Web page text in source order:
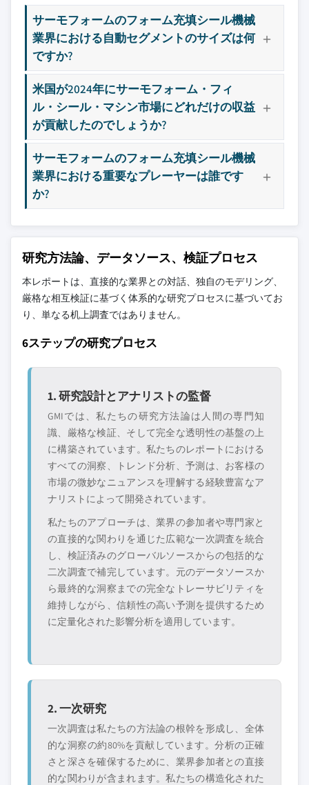
10.4.2 インド
10.4.3 日本
10.4.4 韓国
10.5 ラテンアメリカ
10.5.1 ブラジル
10.5.2 メキシコ
10.6 中東・アフリカ
10.6.1 サウジアラビア
10.6.2 アラブ首長国連邦
11.12 Sealed Air Corporation
11.13 Sonoco Products Company
11.14 Syntegon
11.15 Winpak Ltd.
主要な競合他社が見当たりませんか？
このレポートに掲載されている企業は厳選さ
れたものであり、競合全体を網羅するもので
はありません。
当社の市場収益計算は、個別にプロファイル
されていないメーカー、販売業者、専門業者
ムアップ手法を採用しています。プロファイ
ルセクションは戦略的に重要なプレイヤーに
焦点を当てており、市場規模の範囲を定義す
るものではありません。
グローバルトップ
ーダー企業
ナー
新興の破壊的企
業、スタートアッ
プ、または隣接業
界からの参入者
特定の用途やエン
ドユースに特化し
たニッチプレイヤ
ー
無料カスタマイズ - レポート価値の最大
20%
特定のデータが必要ですか？カスタマイ
ズをリクエストして、正確な要件に合わ
せた洞察を入手してください。
カスタマイズを依頼する →
サーモフォームのフォーム充填シール機械
業界における自動セグメントのサイズは何
ですか?
米国が2024年にサーモフォーム・フィ
ル・シール・マシン市場にどれだけの収益
が貢献したのでしょうか?
サーモフォームのフォーム充填シール機械
業界における重要なプレーヤーは誰です
か?
研究方法論、データソース、検証プロセス
本レポートは、直接的な業界との対話、独自のモデリング、
厳格な相互検証に基づく体系的な研究プロセスに基づいてお
り、単なる机上調査ではありません。
6ステップの研究プロセス
1. 研究設計とアナリストの監督
GMIでは、私たちの研究方法論は人間の専門知
識、厳格な検証、そして完全な透明性の基盤の上
に構築されています。私たちのレポートにおける
すべての洞察、トレンド分析、予測は、お客様の
市場の微妙なニュアンスを理解する経験豊富なア
ナリストによって開発されています。
私たちのアプローチは、業界の参加者や専門家と
の直接的な関わりを通じた広範な一次調査を統合
し、検証済みのグローバルソースからの包括的な
二次調査で補完しています。元のデータソースか
ら最終的な洞察までの完全なトレーサビリティを
維持しながら、信頼性の高い予測を提供するため
に定量化された影響分析を適用しています。
2. 一次研究
一次調査は私たちの方法論の根幹を形成し、全体
的な洞察の約80%を貢献しています。分析の正確
さと深さを確保するために、業界参加者との直接
的な関わりが含まれます。私たちの構造化された